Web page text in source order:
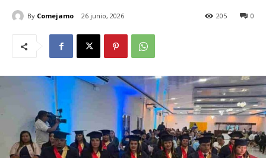
By Comejamo 26 junio, 2026 0
205